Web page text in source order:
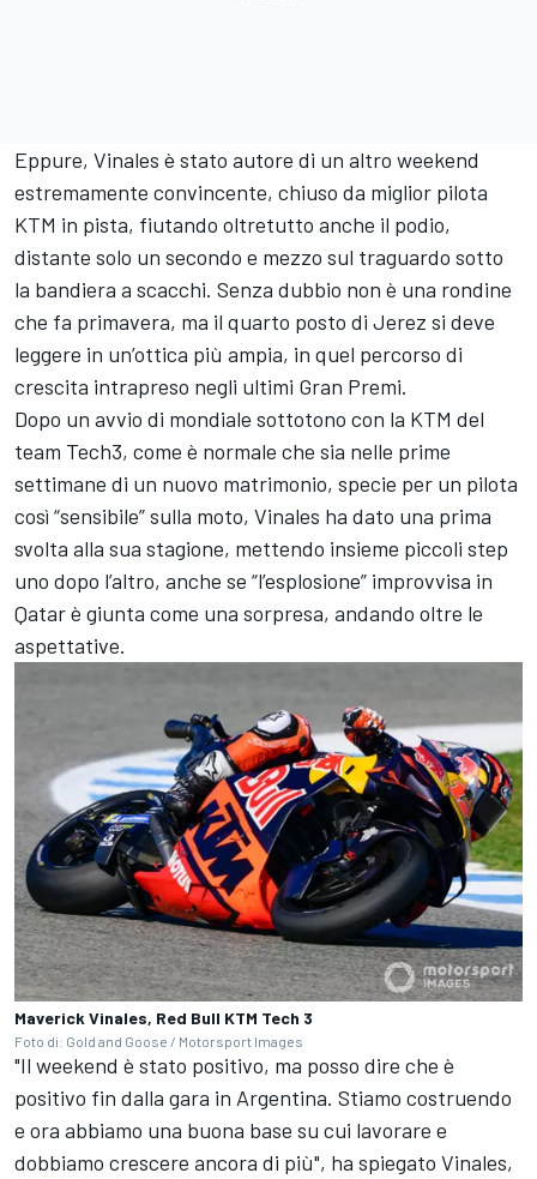
Eppure, Vinales è stato autore di un altro weekend
estremamente convincente, chiuso da miglior pilota
KTM in pista, fiutando oltretutto anche il podio,
distante solo un secondo e mezzo sul traguardo sotto
la bandiera a scacchi. Senza dubbio non è una rondine
che fa primavera, ma il quarto posto di Jerez si deve
leggere in un’ottica più ampia, in quel percorso di
crescita intrapreso negli ultimi Gran Premi.
Dopo un avvio di mondiale sottotono con la KTM del
team Tech3, come è normale che sia nelle prime
settimane di un nuovo matrimonio, specie per un pilota
così “sensibile” sulla moto, Vinales ha dato una prima
svolta alla sua stagione, mettendo insieme piccoli step
uno dopo l’altro, anche se “l’esplosione” improvvisa in
Qatar è giunta come una sorpresa, andando oltre le
aspettative.
Maverick Vinales, Red Bull KTM Tech 3
Foto di: Gold and Goose / Motorsport Images
"Il weekend è stato positivo, ma posso dire che è
positivo fin dalla gara in Argentina. Stiamo costruendo
e ora abbiamo una buona base su cui lavorare e
dobbiamo crescere ancora di più", ha spiegato Vinales,